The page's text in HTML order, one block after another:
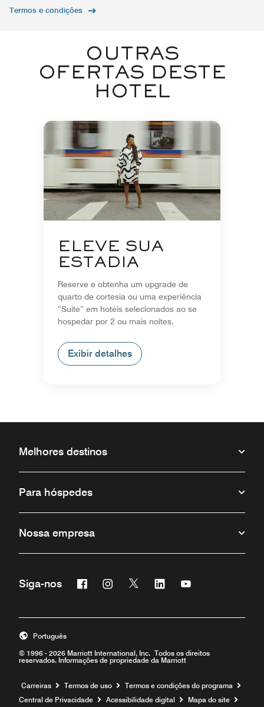
Termos e condições
OUTRAS
OFERTAS DESTE
HOTEL
ELEVE SUA
ESTADIA
Reserve e obtenha um upgrade de
quarto de cortesia ou uma experiência
“Suite” em hotéis selecionados ao se
hospedar por 2 ou mais noites.
Exibir detalhes
Melhores destinos
Para hóspedes
Nossa empresa
Siga-nos FacebookInstagram
Twitter Linkedin
© 1996 - 2026 Marriott International, Inc. Todos os direitos
reservados. Informações de propriedade da Marriott
Português
Carreiras Termos de uso
Termos e condições do programa
Central de Privacidade
Acessibilidade digital Mapa do site